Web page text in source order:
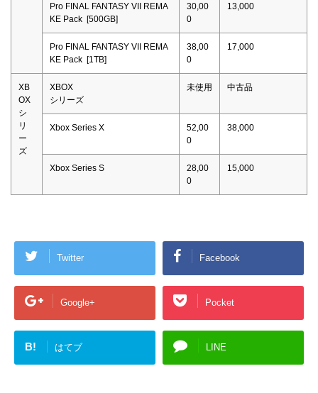
Pro FINAL FANTASY VII REMA
KE Pack [500GB]
30,00
0
13,000
Pro FINAL FANTASY VII REMA
KE Pack [1TB]
38,00
0
17,000
XB
OX
シ
リ
ー
ズ
XBOX
シリーズ
未使用 中古品
Xbox Series X
52,00
0
38,000
Xbox Series S
28,00
0
15,000
Twitter Facebook
Google+ Pocket
B! はてブ LINE